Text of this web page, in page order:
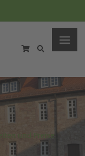
und Preise